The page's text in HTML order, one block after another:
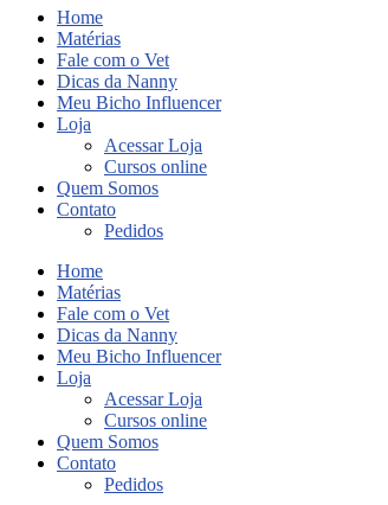
Home
Matérias
Fale com o Vet
Dicas da Nanny
Meu Bicho Influencer
Loja
Acessar Loja
Cursos online
Quem Somos
Contato
Pedidos
Home
Matérias
Fale com o Vet
Dicas da Nanny
Meu Bicho Influencer
Loja
Acessar Loja
Cursos online
Quem Somos
Contato
Pedidos